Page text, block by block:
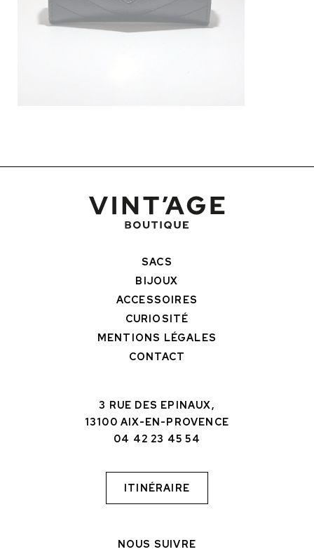
SACS
BIJOUX
ACCESSOIRES
CURIOSITÉ
MENTIONS LÉGALES
CONTACT
3 RUE DES EPINAUX,
13100 AIX-EN-PROVENCE
04 42 23 45 54
ITINÉRAIRE
NOUS SUIVRE